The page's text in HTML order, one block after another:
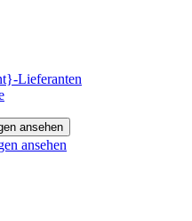
Lieferanten
ansehen
ansehen